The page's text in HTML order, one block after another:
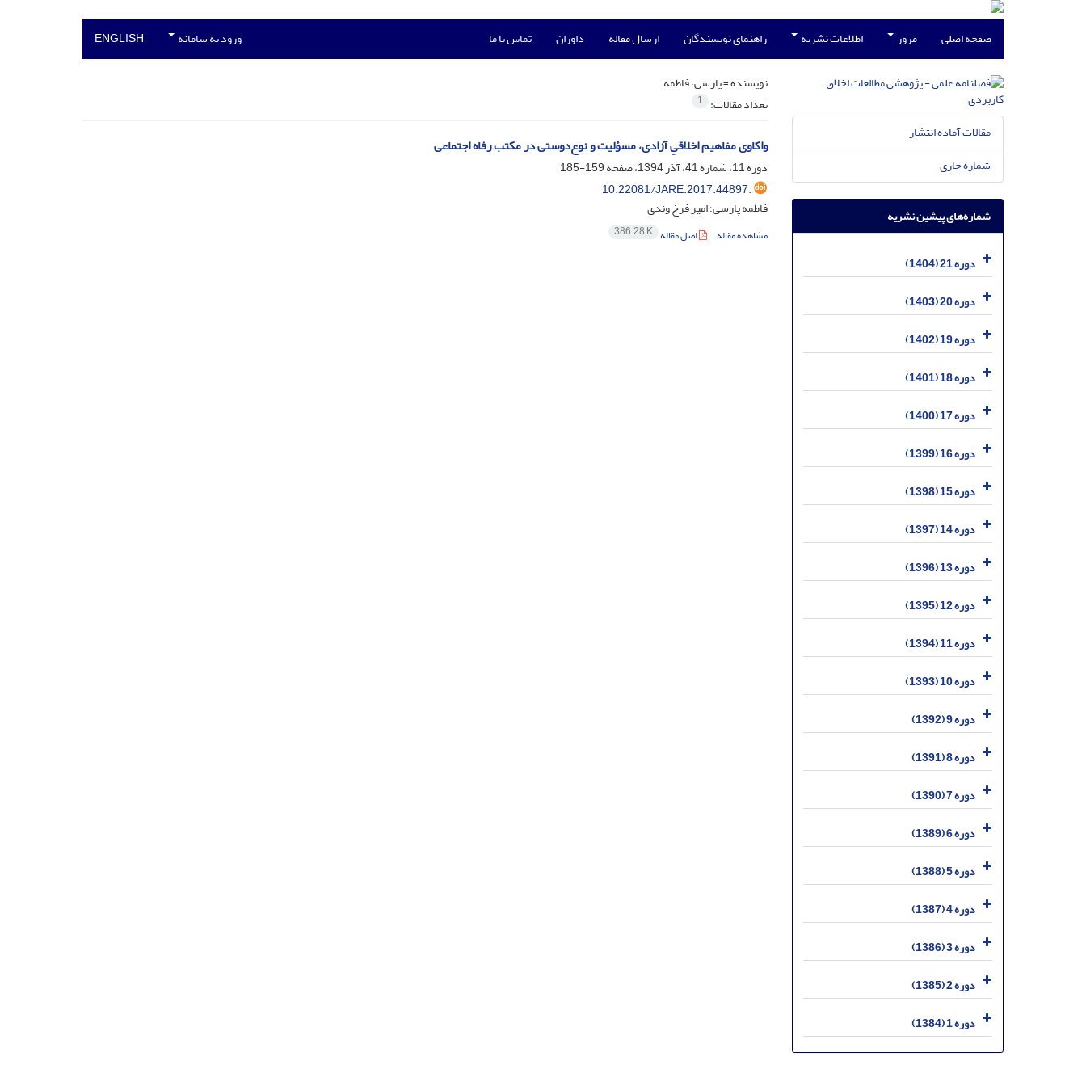
صفحه اصلی مرور اطلاعات نشریه راهنمای نویسندگان ارسال مقاله داوران تماس با ما ورود به سامانه ENGLISH
نویسنده =پارسی، فاطمه
تعداد مقالات: 1
واکاوی مفاهیم اخلاقیِ آزادی، مسؤلیت و نوع‌دوستی در مکتب رفاه اجتماعی
دوره 11، شماره 41، آذر 1394، صفحه
159-185
10.22081/JARE.2017.44897.
فاطمه پارسی؛ امیر فرخ وندی
مشاهده مقاله اصل مقاله 386.28 K
مقالات آماده انتشار
شماره جاری
شماره‌های پیشین نشریه
دوره 21 (1404)
دوره 20 (1403)
دوره 19 (1402)
دوره 18 (1401)
دوره 17 (1400)
دوره 16 (1399)
دوره 15 (1398)
دوره 14 (1397)
دوره 13 (1396)
دوره 12 (1395)
دوره 11 (1394)
دوره 10 (1393)
دوره 9 (1392)
دوره 8 (1391)
دوره 7 (1390)
دوره 6 (1389)
دوره 5 (1388)
دوره 4 (1387)
دوره 3 (1386)
دوره 2 (1385)
دوره 1 (1384)